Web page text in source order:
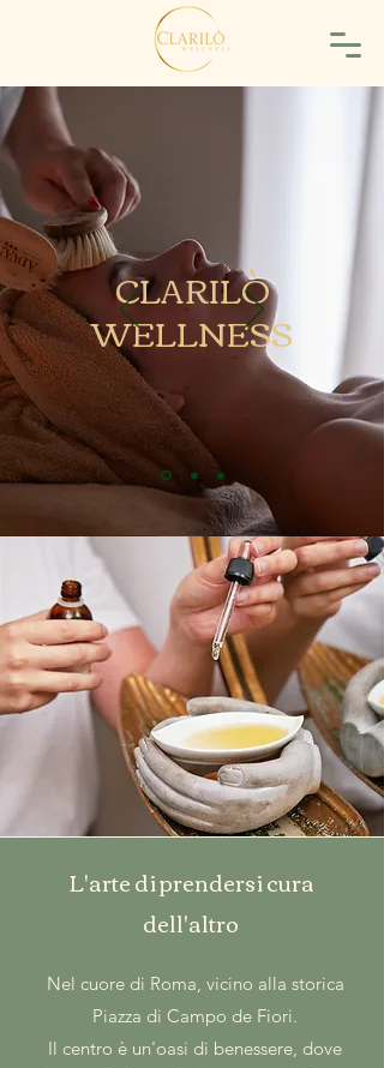
CLARILÒ
WELLNESS
L'arte di prendersi cura
dell'altro
Nel cuore di Roma, vicino alla storica
Piazza di Campo de Fiori.
Il centro è un'oasi di benessere, dove